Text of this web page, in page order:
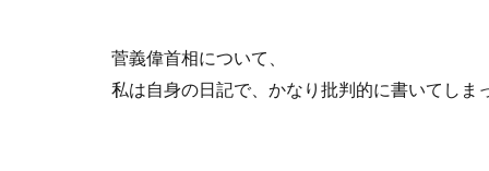
菅義偉首相について、
私は自身の日記で、かなり批判的に書いてしま